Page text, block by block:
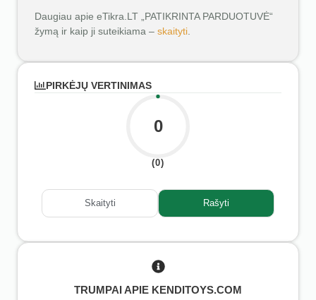
Daugiau apie eTikra.LT „PATIKRINTA PARDUOTUVĖ“
žymą ir kaip ji suteikiama – skaityti
PIRKĖJŲ VERTINIMAS
0
(0)
Skaityti Rašyti
TRUMPAI APIE KENDITOYS.COM